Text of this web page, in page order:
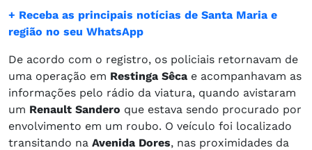
+ Receba as principais notícias de Santa Maria e
região no seu WhatsApp
De acordo com o registro, os policiais retornavam de
uma operação em Restinga Sêca e acompanhavam as
informações pelo rádio da viatura, quando avistaram
um Renault Sandero que estava sendo procurado por
envolvimento em um roubo. O veículo foi localizado
transitando na Avenida Dores, nas proximidades da